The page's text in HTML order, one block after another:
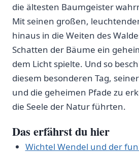
die ältesten Baumgeister
Mit ⁢seinen großen,
hinaus in ⁤die Weiten des⁣
Schatten der Bäume ein
dem Licht spielte. Und so
diesem besonderen Tag,​
und die geheimen Pfade zu
die‍ Seele der Natur führten.
Das erfährst​ du hier
Wichtel Wendel und der